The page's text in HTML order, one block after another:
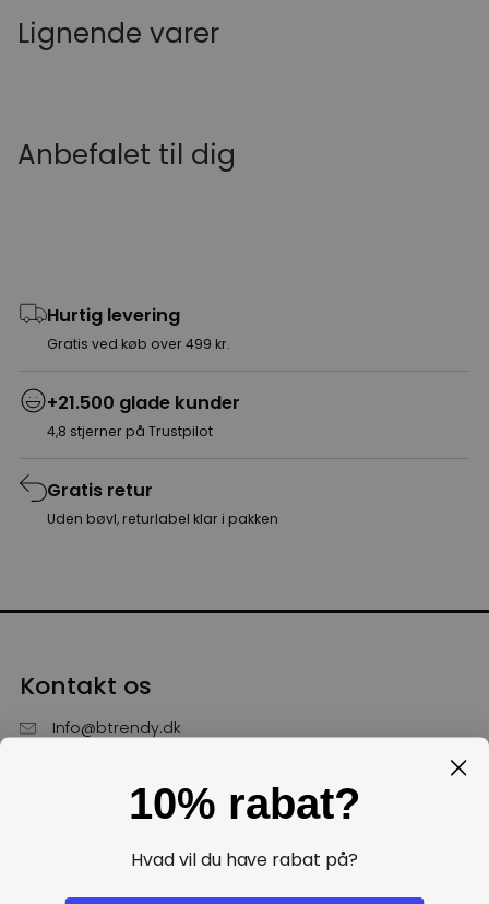
Lignende varer
Anbefalet til dig
Hurtig levering
Gratis ved køb over 499 kr.
+21.500 glade kunder
4,8 stjerner på Trustpilot
Gratis retur
Uden bøvl, returlabel klar i pakken
Kontakt os
Info@btrendy.dk
Hverdage fra kl. 10 - 16
10% rabat?
Hvad vil du have rabat på?